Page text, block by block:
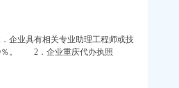
业具有相关专业助理工程师或技
％。 2．企业重庆代办执照